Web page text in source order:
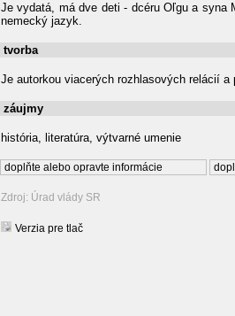
Je vydatá, má dve deti - dcéru Oľgu a syna
nemecký jazyk.
tvorba
Je autorkou viacerých rozhlasových relácií a
záujmy
história, literatúra, výtvarné umenie
doplňte alebo opravte informácie
Zdroj: Úrad vlády SR
Verzia pre tlač